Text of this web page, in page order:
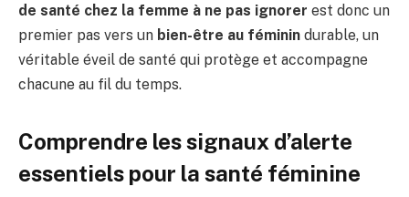
de santé chez la femme à ne pas ignorer est donc un
premier pas vers un bien-être au féminin durable, un
véritable éveil de santé qui protège et accompagne
chacune au fil du temps.
Comprendre les signaux d’alerte
essentiels pour la santé féminine